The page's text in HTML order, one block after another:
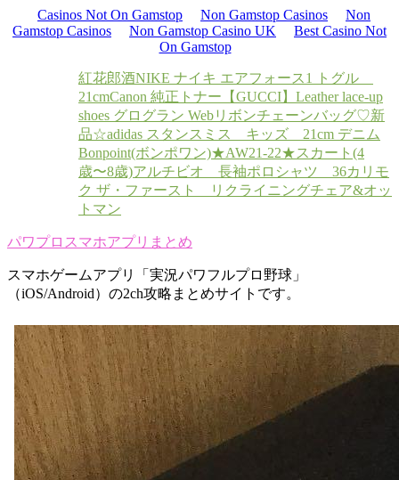
Casinos Not On Gamstop Non Gamstop Casinos
Non
Gamstop Casinos
Non Gamstop Casino UK
Best Casino Not
On Gamstop
紅花郎酒NIKE ナイキ エアフォース1 トグル
21cmCanon 純正トナー 【GUCCI】Leather lace-up
shoes グログラン Webリボンチェーンバッグ♡新
品☆adidas スタンスミス キッズ 21cm デニム
Bonpoint(ボンポワン)★AW21-22★スカート(4
歳〜8歳)アルチビオ 長袖ポロシャツ 36カリモ
ク ザ・ファースト リクライニングチェア&オッ
トマン
パワプロスマホアプリまとめ
スマホゲームアプリ「実況パワフルプロ野球」
（iOS/Android）の2ch攻略まとめサイトです。